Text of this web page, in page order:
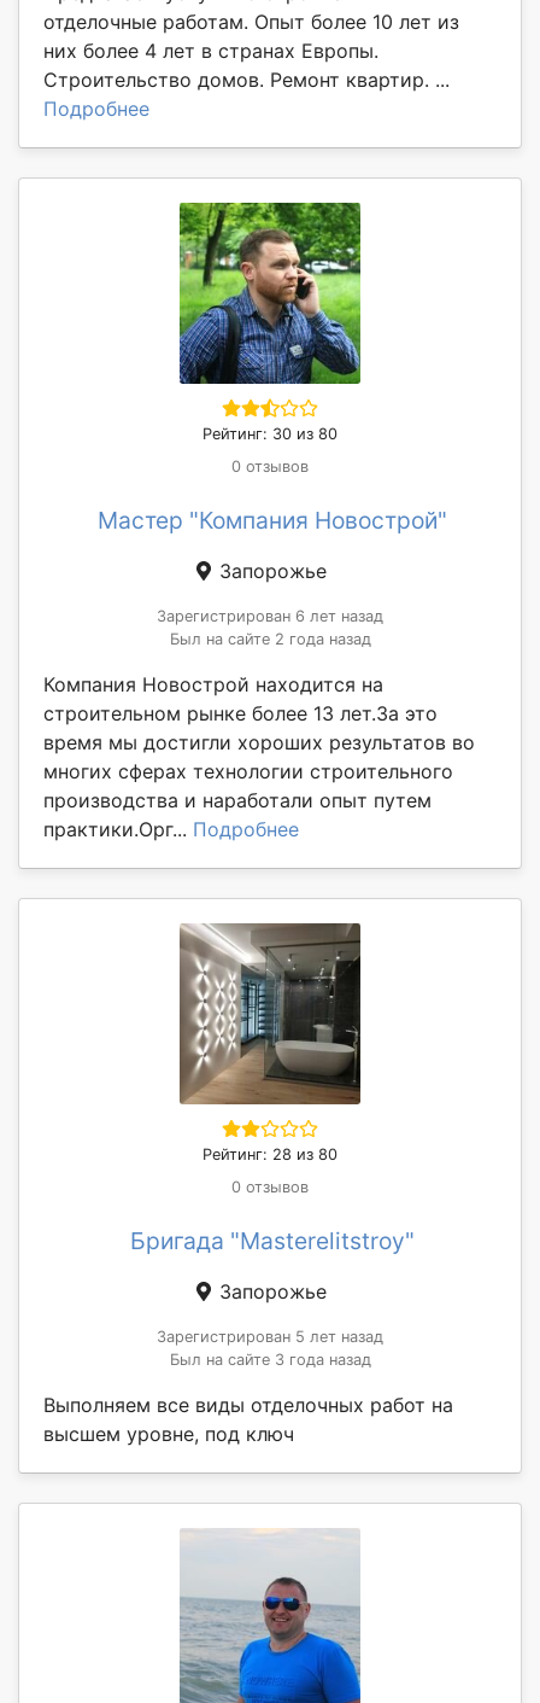
отделочные работам. Опыт более 10 лет из
них более 4 лет в странах Европы.
Строительство домов. Ремонт квартир. ...
Подробнее
Рейтинг: 30 из 80
0 отзывов
Мастер "Компания Новострой"
Запорожье
Зарегистрирован 6 лет назад
Был на сайте 2 года назад
Компания Новострой находится на
строительном рынке более 13 лет.За это
время мы достигли хороших результатов во
многих сферах технологии строительного
производства и наработали опыт путем
практики.Орг... Подробнее
Рейтинг: 28 из 80
0 отзывов
Бригада "Masterelitstroy"
Запорожье
Зарегистрирован 5 лет назад
Был на сайте 3 года назад
Выполняем все виды отделочных работ на
высшем уровне, под ключ